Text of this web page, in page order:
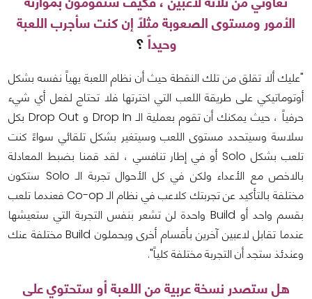
الأمور ومستوى الصعوبة مثلاً إن كنت سأجرب اللعبة
وحيداً ؟
"عليك ألا تقلق من تلك النقطة حيث أن نظام اللعبة يهياً نفسه بشكل
أوتوماتيكي على طريقة اللعب التي اخترتها فلا تحتاج لفعل أي شيء
حرفياً ، حيث يمكنك أن تقوم بعملية الـ Drop In و Drop Out بكل
سلاسة وسيتحدد مستوى اللعب وسيتغير بشكل تلقائي سواءً كنت
تلعب بشكل Solo أو في إطار تنافسي ، لقد قمنا بضبط المعادلة
بالاخص مع الأعداء ولكن في كل الأحوال تجربة الـ Solo ستكون
مختلفة بالتأكيد عن تجربتك كلاعب في نظام الـ Co-op فعندما تلعب
بقسم واحد أو Build واحدة لن تشعر بنفس التجربة التي ستعيشها
عندما تقابل لاعبين آخرين بأقسام أخرى ويحملون Build مختلفة عنك
وعندئذ ستجد أن التجربة مختلفة كلياً".
هل ستصدر نسخة عربية من اللعبة أو ستحتوي على